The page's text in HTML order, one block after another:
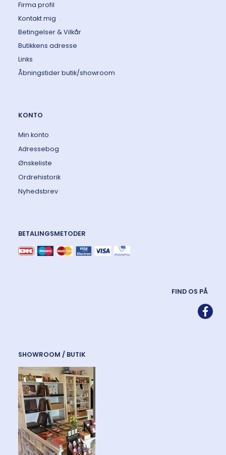
Firma profil
Kontakt mig
Betingelser & Vilkår
Butikkens adresse
Links
Åbningstider butik/showroom
KONTO
Min konto
Adressebog
Ønskeliste
Ordrehistorik
Nyhedsbrev
BETALINGSMETODER
FIND OS PÅ
SHOWROOM / BUTIK